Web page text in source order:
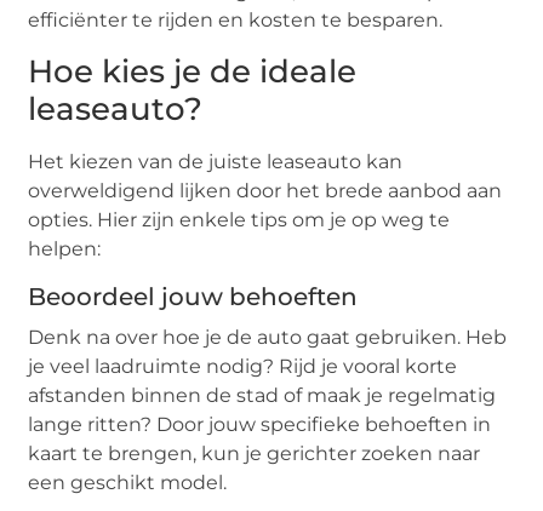
efficiënter te rijden en kosten te besparen.
Hoe kies je de ideale
leaseauto?
Het kiezen van de juiste leaseauto kan
overweldigend lijken door het brede aanbod aan
opties. Hier zijn enkele tips om je op weg te
helpen:
Beoordeel jouw behoeften
Denk na over hoe je de auto gaat gebruiken. Heb
je veel laadruimte nodig? Rijd je vooral korte
afstanden binnen de stad of maak je regelmatig
lange ritten? Door jouw specifieke behoeften in
kaart te brengen, kun je gerichter zoeken naar
een geschikt model.